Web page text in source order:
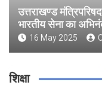
उत्तराखण्ड
भारतीय सेना का
16 May 2025
शिक्षा